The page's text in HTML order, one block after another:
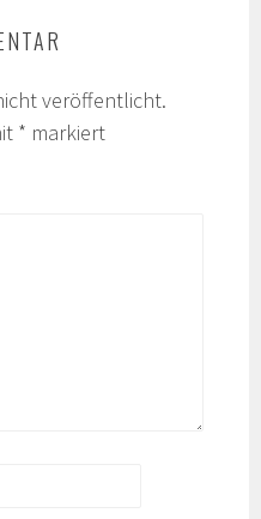
veröffentlicht.
* markiert